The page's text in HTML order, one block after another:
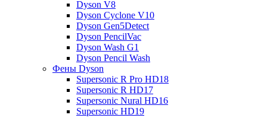
Dyson V8
Dyson Cyclone V10
Dyson Gen5Detect
Dyson PencilVac
Dyson Wash G1
Dyson Pencil Wash
Фены Dyson
Supersonic R Pro HD18
Supersonic R HD17
Supersonic Nural HD16
Supersonic HD19